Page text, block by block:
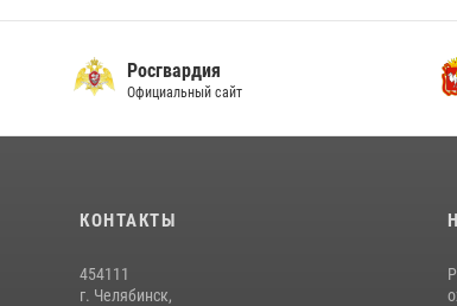
Росгвардия
Официальный сайт
КОНТАКТЫ
454111
г. Челябинск,